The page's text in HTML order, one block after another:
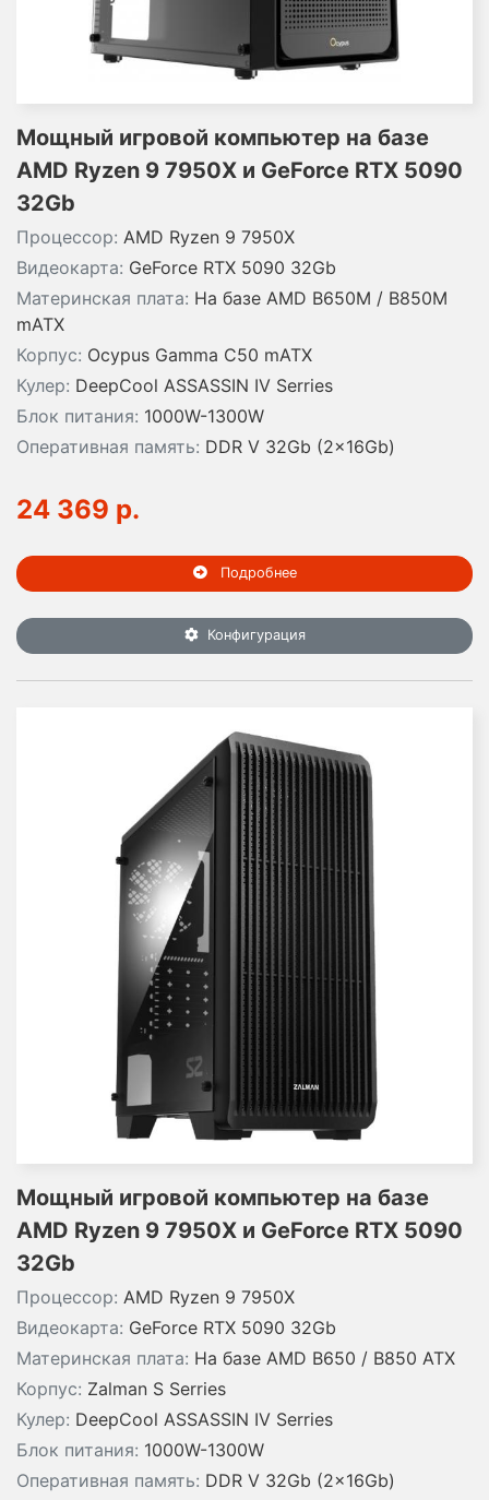
Мощный игровой компьютер на базе
AMD Ryzen 9 7950X и GeForce RTX 5090
32Gb
Процессор: AMD Ryzen 9 7950X
Видеокарта: GeForce RTX 5090 32Gb
Материнская плата: На базе AMD B650M / B850M
mATX
Корпус: Ocypus Gamma C50 mATX
Кулер: DeepCool ASSASSIN IV Serries
Блок питания: 1000W-1300W
Оперативная память: DDR V 32Gb (2x16Gb)
24 369 р.
Подробнее
Конфигурация
Мощный игровой компьютер на базе
AMD Ryzen 9 7950X и GeForce RTX 5090
32Gb
Процессор: AMD Ryzen 9 7950X
Видеокарта: GeForce RTX 5090 32Gb
Материнская плата: На базе AMD B650 / B850 ATX
Корпус: Zalman S Serries
Кулер: DeepCool ASSASSIN IV Serries
Блок питания: 1000W-1300W
Оперативная память: DDR V 32Gb (2x16Gb)